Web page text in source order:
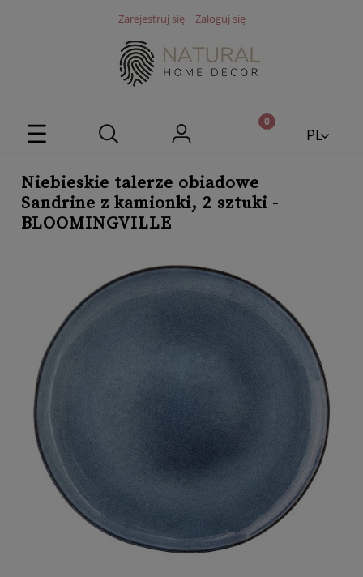
Zarejestruj się Zaloguj się
PL
Niebieskie talerze obiadowe
Sandrine z kamionki, 2 sztuki -
BLOOMINGVILLE